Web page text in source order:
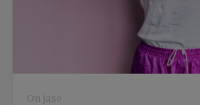
On jase